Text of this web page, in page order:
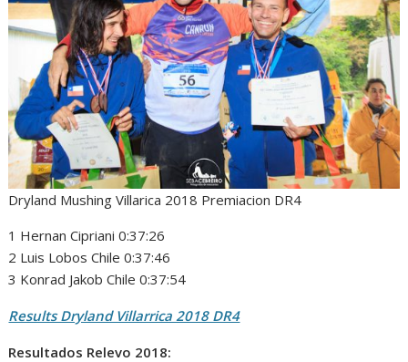
Dryland Mushing Villarica 2018 Premiacion DR4
1 Hernan Cipriani 0:37:26
2 Luis Lobos Chile 0:37:46
3 Konrad Jakob Chile 0:37:54
Results Dryland Villarrica 2018 DR4
Resultados Relevo 2018: